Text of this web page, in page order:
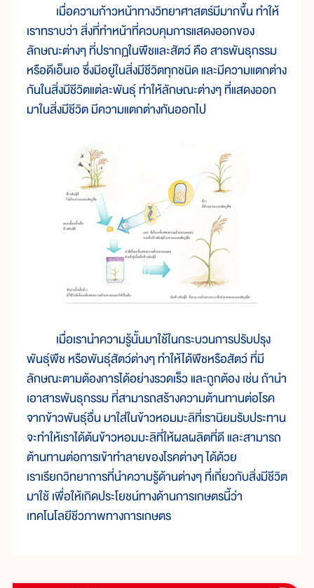
เมื่อความก้าวหน้าทางวิทยาศาสตร์มีมากขึ้น ทำให้
เราทราบว่า สิ่งที่ทำหน้าที่ควบคุมการแสดงออกของ
ลักษณะต่างๆ ที่ปรากฏในพืชและสัตว์ คือ สารพันธุกรรม
หรือดีเอ็นเอ ซึ่งมีอยู่ในสิ่งมีชีวิตทุกชนิด และมีความแตกต่าง
กันในสิ่งมีชีวิตแต่ละพันธุ์ ทำให้ลักษณะต่างๆ ที่แสดงออก
มาในสิ่งมีชีวิต มีความแตกต่างกันออกไป
เมื่อเรานำความรู้นั้นมาใช้ในกระบวนการปรับปรุง
พันธุ์พืช หรือพันธุ์สัตว์ต่างๆ ทำให้ได้พืชหรือสัตว์ ที่มี
ลักษณะตามต้องการได้อย่างรวดเร็ว และถูกต้อง เช่น ถ้านำ
เอาสารพันธุกรรม ที่สามารถสร้างความต้านทานต่อโรค
จากข้าวพันธุ์อื่น มาใส่ในข้าวหอมมะลิที่เรานิยมรับประทาน
จะทำให้เราได้ต้นข้าวหอมมะลิที่ให้ผลผลิตที่ดี และสามารถ
ต้านทานต่อการเข้าทำลายของโรคต่างๆ ได้ด้วย
เราเรียกวิทยาการที่นำความรู้ด้านต่างๆ ที่เกี่ยวกับสิ่งมีชีวิต
มาใช้ เพื่อให้เกิดประโยชน์ทางด้านการเกษตรนี้ว่า
เทคโนโลยีชีวภาพทางการเกษตร